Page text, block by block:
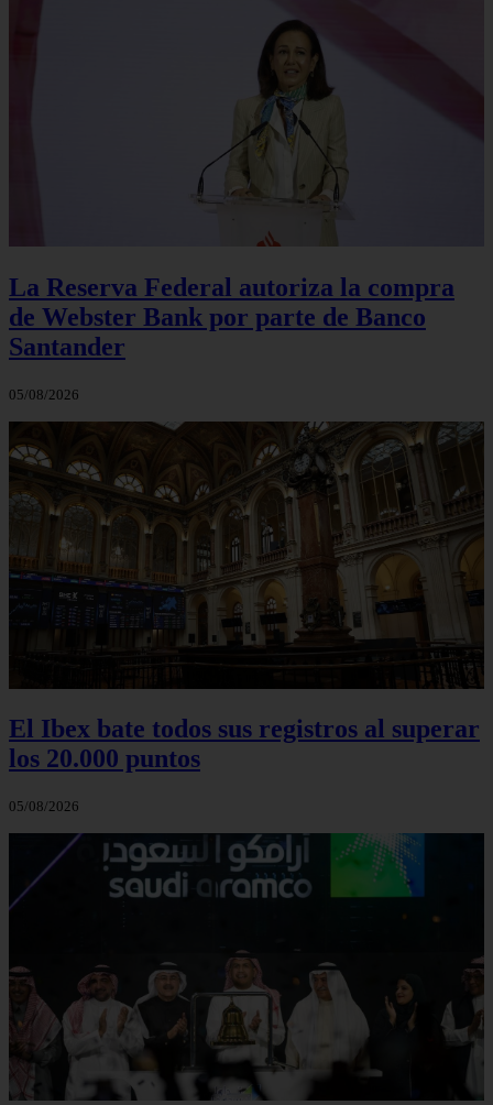
La Reserva Federal autoriza la compra
de Webster Bank por parte de Banco
Santander
05/08/2026
El Ibex bate todos sus registros al superar
los 20.000 puntos
05/08/2026